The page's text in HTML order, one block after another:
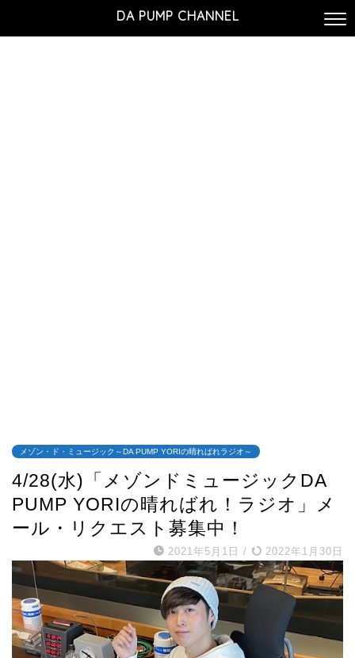
DA PUMP CHANNEL
メゾン・ド・ミュージック～DA PUMP YORIの晴ればれラジオ～
4/28(水)「メゾンドミュージックDA
PUMP YORIの晴ればれ！ラジオ」メ
ール・リクエスト募集中！
2021年5月1日 / 2022年1月30日